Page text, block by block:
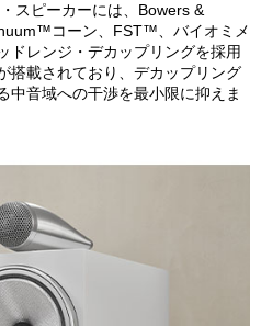
スピーカーには、Bowers &
コーン、FST™、バイオミメ
ドレンジ・デカップリングを採用
搭載されており、デカップリング
中音域への干渉を最小限に抑えま